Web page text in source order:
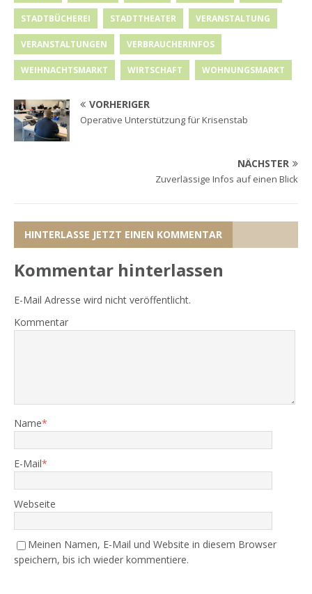
STADTBÜCHEREI STADTTHEATER VERANSTALTUNG
VERANSTALTUNGEN VERBRAUCHERINFOS
WEIHNACHTSMARKT WIRTSCHAFT WOHNUNGSMARKT
VORHERIGER
Operative Unterstützung für Krisenstab
NÄCHSTER
Zuverlässige Infos auf einen Blick
HINTERLASSE JETZT EINEN KOMMENTAR
Kommentar hinterlassen
E-Mail Adresse wird nicht veröffentlicht.
Kommentar
Name*
E-Mail*
Webseite
Meinen Namen, E-Mail und Website in diesem Browser
speichern, bis ich wieder kommentiere.